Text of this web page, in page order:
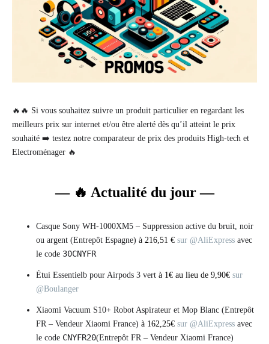
🔥🔥 Si vous souhaitez suivre un produit particulier en regardant les
meilleurs prix sur internet et/ou être alerté dès qu’il atteint le prix
souhaité ➡️ testez notre comparateur de prix des produits High-tech et
Electroménager 🔥
— 🔥 Actualité du jour —
Casque Sony WH-1000XM5 – Suppression active du bruit, noir
ou argent (Entrepôt Espagne) à 216,51 € sur @AliExpress avec
le code 30CNYFR
Étui Essentielb pour Airpods 3 vert à 1€ au lieu de 9,90€ sur
@Boulanger
Xiaomi Vacuum S10+ Robot Aspirateur et Mop Blanc (Entrepôt
FR – Vendeur Xiaomi France) à 162,25€ sur @AliExpress avec
le code CNYFR20(Entrepôt FR – Vendeur Xiaomi France)